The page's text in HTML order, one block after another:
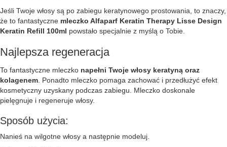
Jeśli Twoje włosy są po zabiegu keratynowego prostowania, to znaczy,
że to fantastyczne mleczko Alfaparf Keratin Therapy Lisse Design
Keratin Refill 100ml powstało specjalnie z myślą o Tobie.
Najlepsza regeneracja
To fantastyczne mleczko napełni Twoje włosy keratyną oraz
kolagenem . Ponadto mleczko pomaga zachować i przedłużyć efekt
kosmetyczny uzyskany podczas zabiegu. Mleczko doskonale
pielęgnuje i regeneruje włosy.
Sposób użycia:
Nanieś na wilgotne włosy a następnie modeluj.